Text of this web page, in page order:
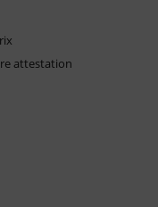
attestation